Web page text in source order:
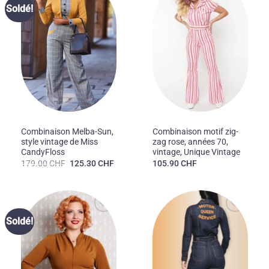
Soldé!
à la liste
des
souhaits
Combinaison Melba-Sun,
style vintage de Miss
CandyFloss
179.00 CHF Le
179.00 CHF.
125.30CHFLe
à la liste
des
souhaits
Combinaison motif zig-
zag rose, années 70,
vintage, Unique Vintage
105.90CHF
Soldé!
Ajouter
à la liste
souhaits
Ajouter
à la liste
des
souhaits